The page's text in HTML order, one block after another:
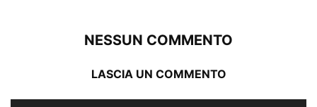
NESSUN COMMENTO
LASCIA UN COMMENTO